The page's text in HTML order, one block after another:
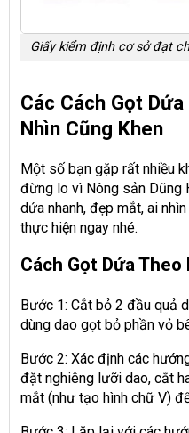
Giấy kiểm định cơ sở đạt
Các Cách Gọt
Nhìn Cũng Khen
Một số bạn gặp rất nhiều
đừng lo vì Nông sản Dũng
dứa nhanh, đẹp mắt, ai
thực hiện ngay nhé.
Cách Gọt Dứa Theo
Bước 1: Cắt bỏ 2 đầu quả
dùng dao gọt bỏ phần vỏ
Bước 2: Xác định các
đặt nghiêng lưỡi dao, cắt
mắt (như tạo hình chữ V)